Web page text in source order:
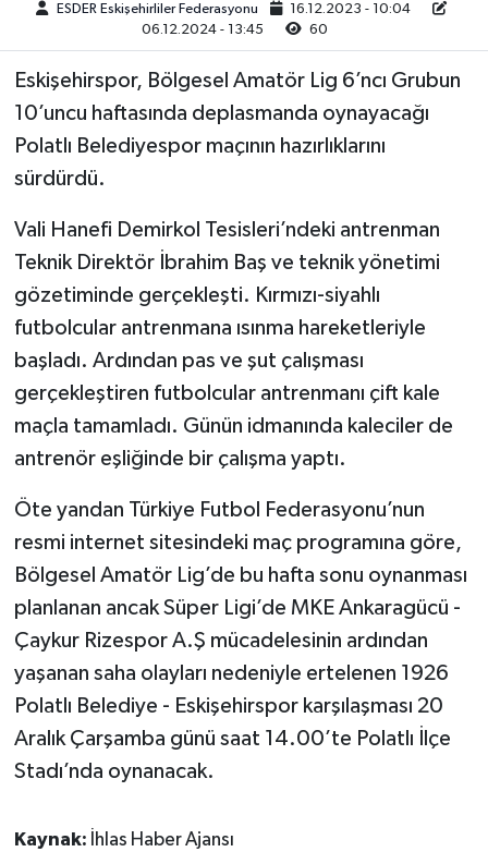
ESDER Eskişehirliler Federasyonu
16.12.2023 - 10:04
06.12.2024 - 13:45
60
Eskişehirspor, Bölgesel Amatör Lig 6’ncı Grubun
10’uncu haftasında deplasmanda oynayacağı
Polatlı Belediyespor maçının hazırlıklarını
sürdürdü.
Vali Hanefi Demirkol Tesisleri’ndeki antrenman
Teknik Direktör İbrahim Baş ve teknik yönetimi
gözetiminde gerçekleşti. Kırmızı-siyahlı
futbolcular antrenmana ısınma hareketleriyle
başladı. Ardından pas ve şut çalışması
gerçekleştiren futbolcular antrenmanı çift kale
maçla tamamladı. Günün idmanında kaleciler de
antrenör eşliğinde bir çalışma yaptı.
Öte yandan Türkiye Futbol Federasyonu’nun
resmi internet sitesindeki maç programına göre,
Bölgesel Amatör Lig’de bu hafta sonu oynanması
planlanan ancak Süper Ligi’de MKE Ankaragücü -
Çaykur Rizespor A.Ş mücadelesinin ardından
yaşanan saha olayları nedeniyle ertelenen 1926
Polatlı Belediye - Eskişehirspor karşılaşması 20
Aralık Çarşamba günü saat 14.00’te Polatlı İlçe
Stadı’nda oynanacak.
Kaynak: İhlas Haber Ajansı